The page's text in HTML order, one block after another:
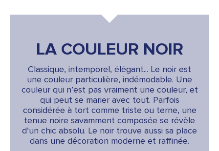
LA COULEUR NOIR
Classique, intemporel, élégant... Le noir est
une couleur particulière, indémodable. Une
couleur qui n’est pas vraiment une couleur, et
qui peut se marier avec tout. Parfois
considérée à tort comme triste ou terne, une
tenue noire savamment composée se révèle
d’un chic absolu. Le noir trouve aussi sa place
dans une décoration moderne et raffinée.